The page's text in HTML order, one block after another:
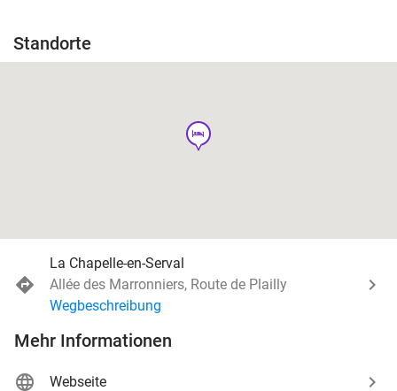
Standorte
hotel
La Chapelle-en-Serval
Allée des Marronniers, Route de Plailly
Wegbeschreibung
Mehr Informationen
Webseite